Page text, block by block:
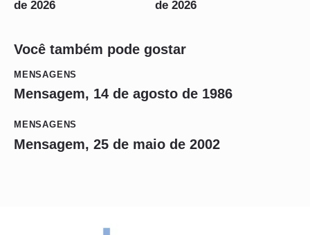
de 2026
de 2026
Você também pode gostar
MENSAGENS
Mensagem, 14 de agosto de 1986
MENSAGENS
Mensagem, 25 de maio de 2002